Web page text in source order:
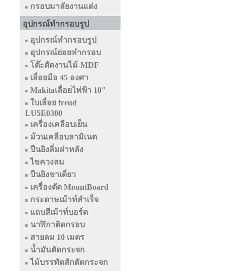
กรอบมาลัยงานแต่ง
อุปกรณ์ทำกรอบรูป
อุปกรณ์ทำกรอบรูป
อุปกรณ์ย่อยทำกรอบ
โต๊ะตัดงานไม้-MDF
เลื่อยมือ 45 องศา
Makitaเลื่อยไฟฟ้า 10"
ใบเลื่อย freud
LU5E0300
เครื่องเคลือบเย็น
ม้วนเคลือบลามิเนต
ปืนยิงลิ่มฝาหลัง
ไขควงลม
ปืนยิงขาเดี่ยว
เครื่องตัด MountBoard
กระดาษเม้าท์สำเร็จ
แถบสีเม้าท์บอร์ด
นาฬิกาติดกรอบ
สายลม 10 เมตร
น้ำมันตัดกระจก
ไม้บรรทัดสักตัดกระจก